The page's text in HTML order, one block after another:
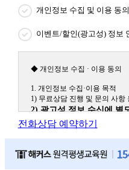
개인정보 수집 및 이용 동
이벤트/할인(광고성) 정보
◆ 개인정보 수집 · 이용 동의
1. 개인정보 수집·이용 목적
1) 무료상담 진행 및 문의 사항
2) 광고성 정보 수신에 별
원격평생교육원을 비롯한
(해커스교육그룹: 해커스인강,
전화상담 예약하기